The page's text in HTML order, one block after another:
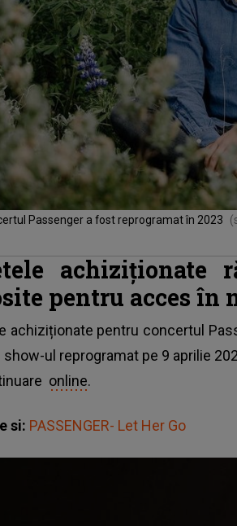
Passenger a fost reprogramat în 2023
pentru acces în
achiziționate pentru concertul
show-ul reprogramat pe 9 aprilie
online.
si: PASSENGER- Let Her Go